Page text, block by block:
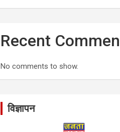
Recent
No comments to show.
विज्ञापन